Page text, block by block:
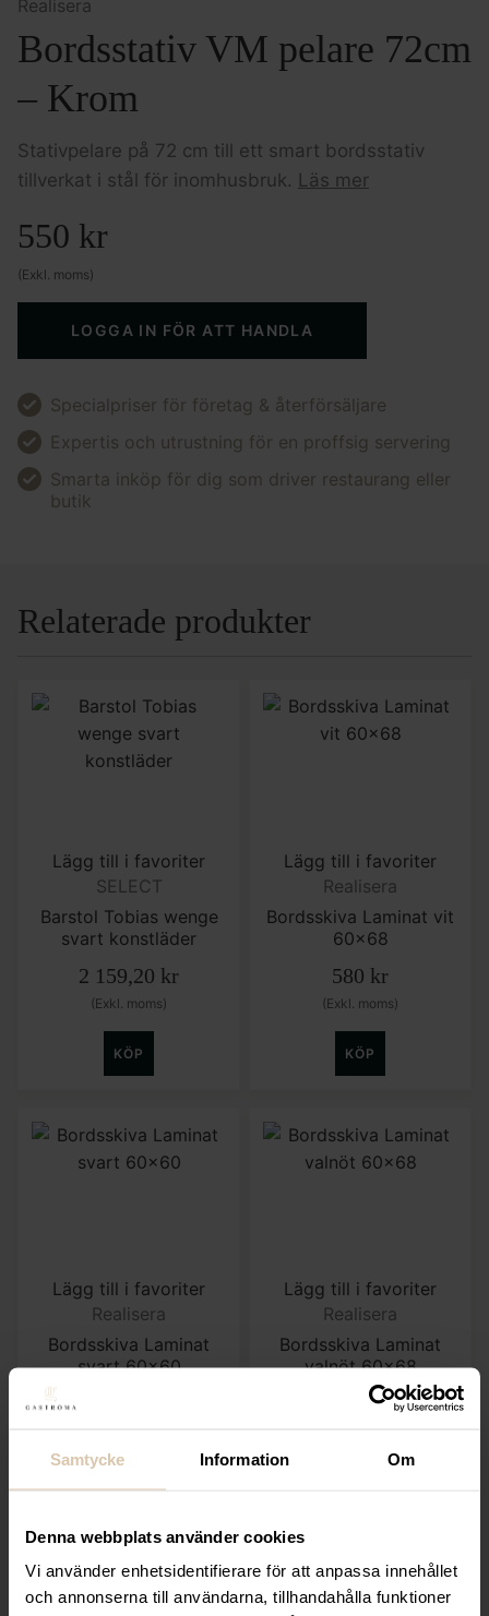
Samtycke Information Om
Denna webbplats använder cookies
Vi använder enhetsidentifierare för att anpassa innehållet
och annonserna till användarna, tillhandahålla funktioner
Realisera
Bordsstativ VM pelare 72cm
– Krom
Stativpelare på 72 cm till ett smart bordsstativ
tillverkat i stål för inomhusbruk. Läs mer
550 kr
(Exkl. moms)
LOGGA IN FÖR ATT HANDLA
Specialpriser för företag & återförsäljare
Expertis och utrustning för en proffsig servering
Smarta inköp för dig som driver restaurang eller
butik
Relaterade produkter
Lägg till i favoriter
SELECT
Barstol Tobias wenge
svart konstläder
2 159,20 kr
(Exkl. moms)
KÖP
Lägg till i favoriter
Realisera
Bordsskiva Laminat vit
60×68
580 kr
(Exkl. moms)
KÖP
Lägg till i favoriter
Realisera
Bordsskiva Laminat
svart 60×60
Lägg till i favoriter
Realisera
Bordsskiva Laminat
valnöt 60×68
kr